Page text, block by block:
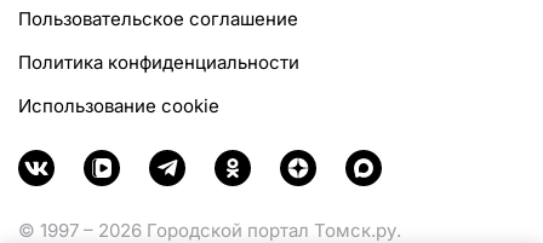
Пользовательское соглашение
Политика конфиденциальности
Использование cookie
© 1997 – 2026 Городской портал Томск.ру.